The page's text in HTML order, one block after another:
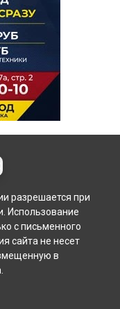
разрешается при
Использование
с письменного
сайта не несет
в